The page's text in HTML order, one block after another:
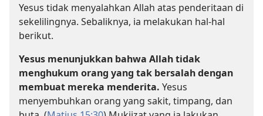
Yesus tidak menyalahkan Allah atas penderitaan di
sekelilingnya. Sebaliknya, ia melakukan hal-hal
berikut.
Yesus menunjukkan bahwa Allah tidak
menghukum orang yang tak bersalah dengan
membuat mereka menderita. Yesus
menyembuhkan orang yang sakit, timpang, dan